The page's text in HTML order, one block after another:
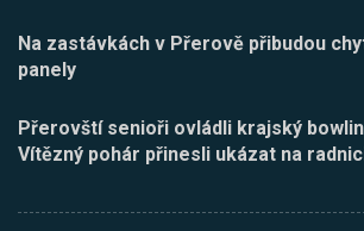
Na zastávkách v Přerově přibudou
panely
Přerovští senioři ovládli krajský
Vítězný pohár přinesli ukázat na